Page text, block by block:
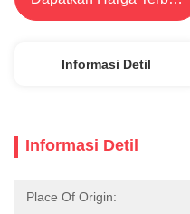
Informasi Detil
Informasi Detil
Place Of Origin: